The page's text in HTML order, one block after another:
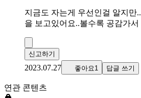
지금도 자는게 우선인걸 알지만
을 보고있어요..볼수록 공감가
신고하기
2023.07.27 좋아요1 답글 쓰기
연관 콘텐츠